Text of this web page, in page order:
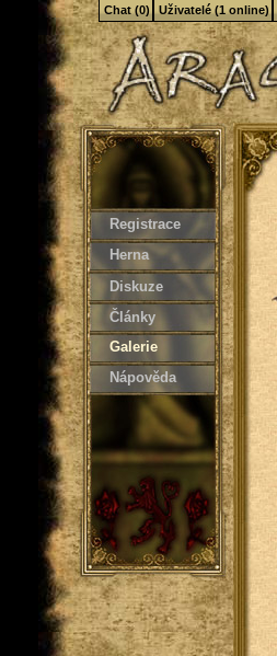
Registrace
Herna
Diskuze
Články
Galerie
Nápověda
Chat (0) Uživatelé (1 online)